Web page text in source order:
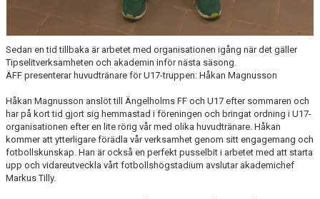
Sedan en tid tillbaka är arbetet med organisationen igång när det gäller
Tipselitverksamheten och akademin inför nästa säsong.
ÄFF presenterar huvudtränare för U17-truppen: Håkan Magnusson
Håkan Magnusson anslöt till Ängelholms FF och U17 efter sommaren och
har på kort tid gjort sig hemmastad i föreningen och bringat ordning i U17-
organisationen efter en lite rörig vår med olika huvudtränare. Håkan
kommer att ytterligare förädla vår verksamhet genom sitt engagemang och
fotbollskunskap. Han är också en perfekt pusselbit i arbetet med att starta
upp och vidareutveckla vårt fotbollshögstadium avslutar akademichef
Markus Tilly.